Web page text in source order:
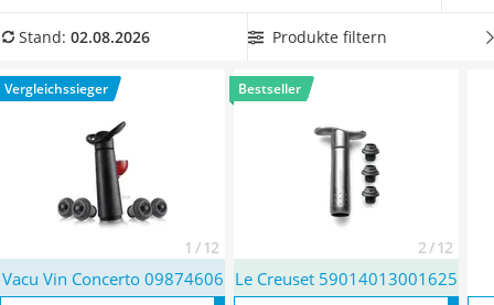
Tierhaarstaubsauger
Nespresso-Maschine
Messerschärfer
Pumpe und Weinverschluss
. Suchen Sie sich jetzt ein 2-in-1-
als eine Flasche zurzeit im Vakuum halten wollen. Überzeugt
hat uns hier im August 2026 besonders das Modell
Concerto 09874606
mit seinen Eigenschaften.
Stand: 02.08.2026 Produkte filtern
Vergleichssieger
1 / 12
Bestseller
2 / 12
Vacu Vin Concerto 09874606 Le Creuset 59014013001625